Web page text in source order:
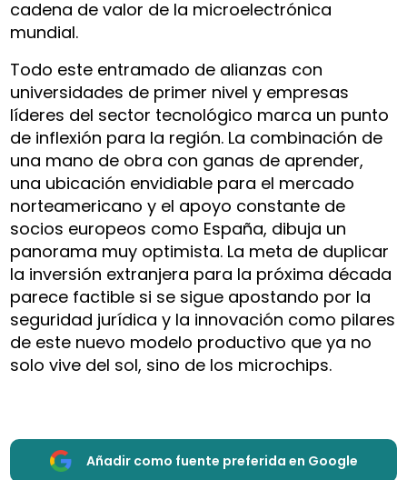
cadena de valor de la microelectrónica
mundial.
Todo este entramado de alianzas con
universidades de primer nivel y empresas
líderes del sector tecnológico marca un punto
de inflexión para la región. La combinación de
una mano de obra con ganas de aprender,
una ubicación envidiable para el mercado
norteamericano y el apoyo constante de
socios europeos como España, dibuja un
panorama muy optimista. La meta de duplicar
la inversión extranjera para la próxima década
parece factible si se sigue apostando por la
seguridad jurídica y la innovación como pilares
de este nuevo modelo productivo que ya no
solo vive del sol, sino de los microchips.
Añadir como fuente preferida en Google